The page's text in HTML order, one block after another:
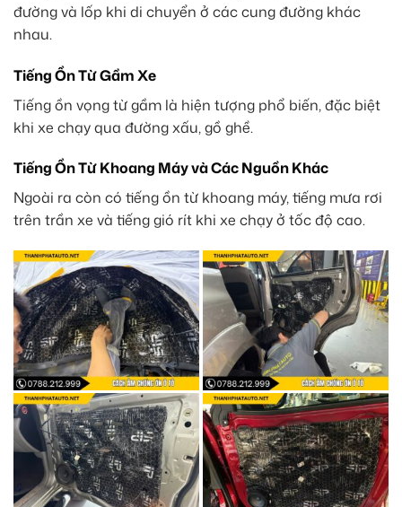
đường và lốp khi di chuyển ở các cung đường khác
nhau.
Tiếng Ồn Từ Gầm Xe
Tiếng ồn vọng từ gầm là hiện tượng phổ biến, đặc biệt
khi xe chạy qua đường xấu, gồ ghề.
Tiếng Ồn Từ Khoang Máy và Các Nguồn Khác
Ngoài ra còn có tiếng ồn từ khoang máy, tiếng mưa rơi
trên trần xe và tiếng gió rít khi xe chạy ở tốc độ cao.